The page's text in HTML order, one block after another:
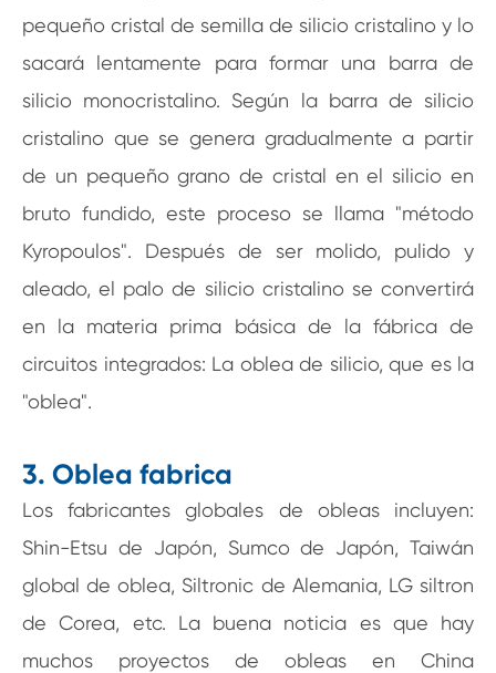
pequeño cristal de semilla de silicio cristalino y lo
sacará lentamente para formar una barra de
silicio monocristalino. Según la barra de silicio
cristalino que se genera gradualmente a partir
de un pequeño grano de cristal en el silicio en
bruto fundido, este proceso se llama "método
Kyropoulos". Después de ser molido, pulido y
aleado, el palo de silicio cristalino se convertirá
en la materia prima básica de la fábrica de
circuitos integrados: La oblea de silicio, que es la
"oblea".
3. Oblea fabrica
Los fabricantes globales de obleas incluyen:
Shin-Etsu de Japón, Sumco de Japón, Taiwán
global de oblea, Siltronic de Alemania, LG siltron
de Corea, etc. La buena noticia es que hay
muchos proyectos de obleas en China